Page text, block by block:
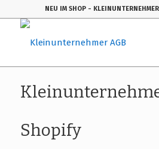
NEU IM SHOP -
Shopify